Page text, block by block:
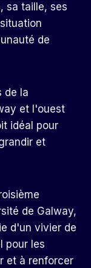
sa taille, ses
de
de la
et l'ouest
idéal pour
et
de Galway,
d'un vivier de
pour les
et à renforcer